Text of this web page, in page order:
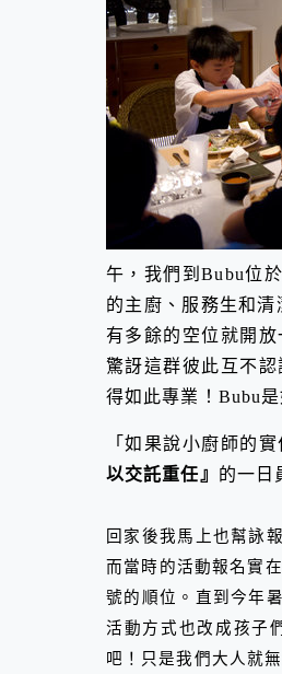
午，我們到Bubu位
的主廚、服務生和清
有多餘的空位就開
驚訝這群彼此互不
得如此專業！ Bubu
「如果說小廚師的
以交託重任』 的一日
回家後我馬上也幫詠
而當時的活動報名實
號的順位。直到今年
活動方式也改成孩子
吧！只是我們大人就